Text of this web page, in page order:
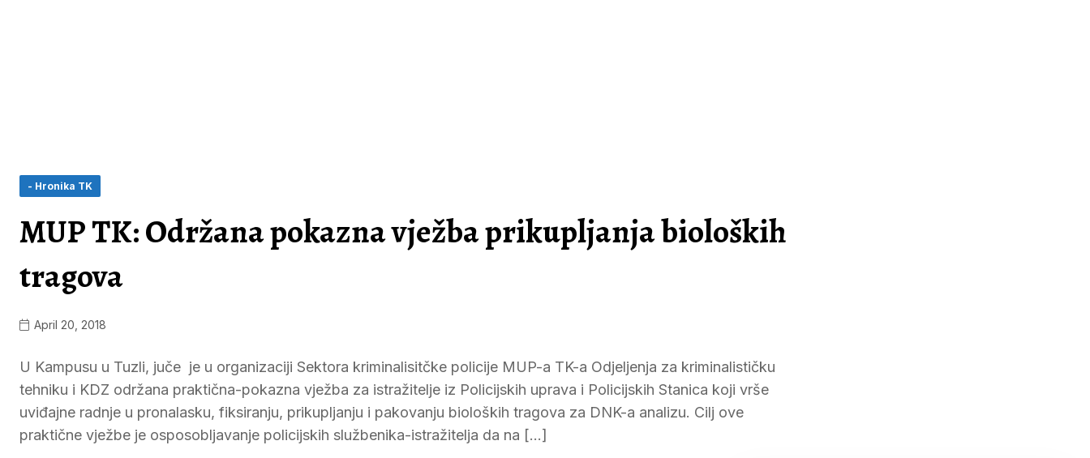
- Hronika TK
MUP TK: Održana pokazna vježba prikupljanja bioloških
tragova
April 20, 2018
U Kampusu u Tuzli, juče je u organizaciji Sektora kriminalisitčke policije MUP-a TK-a Odjeljenja za kriminalističku
tehniku i KDZ održana praktična-pokazna vježba za istražitelje iz Policijskih uprava i Policijskih Stanica koji vrše
uviđajne radnje u pronalasku, fiksiranju, prikupljanju i pakovanju bioloških tragova za DNK-a analizu. Cilj ove
praktične vježbe je osposobljavanje policijskih službenika-istražitelja da na […]